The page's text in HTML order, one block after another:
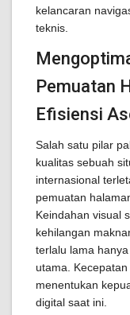
kelancaran
teknis.
Pemuatan
Efisiensi
Salah satu pilar
kualitas sebuah
internasional
pemuatan
Keindahan visual
kehilangan
terlalu lama
utama.
menentukan
digital saat ini.